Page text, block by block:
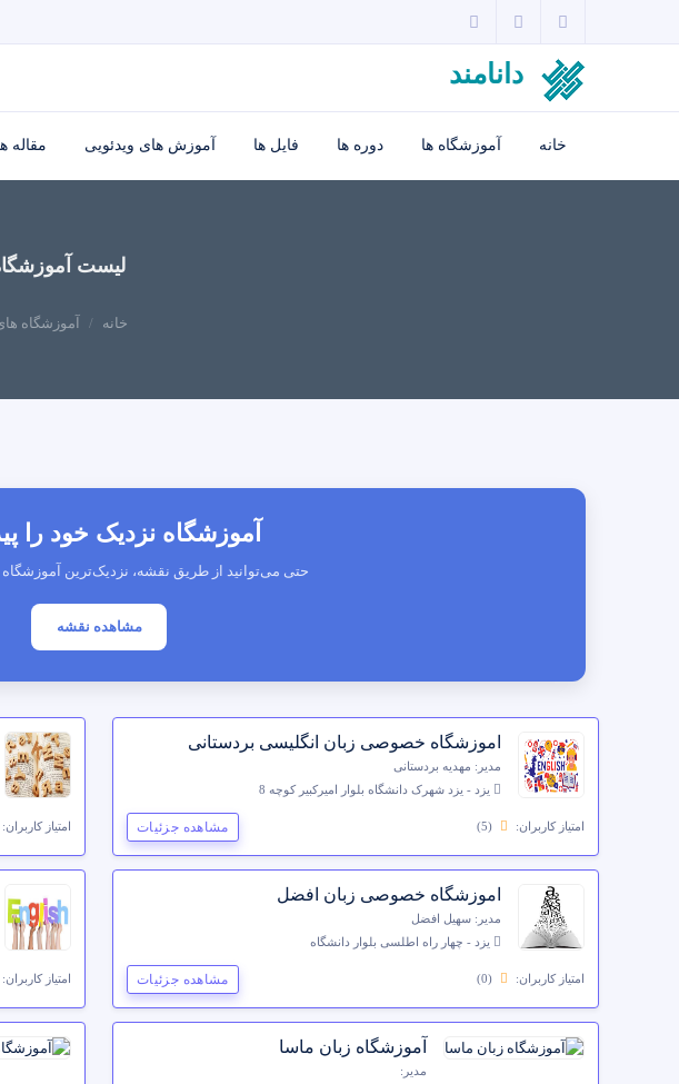
دانامند
خانه آموزشگاه ها دوره ها فایل ها آموزش های ویدئویی مقاله
لیست
خانه آموزشگاه
آموزشگاه نزدیک خود را
حتی می‌توانید از طریق نقشه، نزدیک‌ترین آموزشگاه
مشاهده نقشه
اموزشگاه خصوصی زبان انگلیسی بردستانی
مدیر: مهدیه بردستانی
یزد - یزد شهرک دانشگاه بلوار امیرکبیر کوچه 8
امتیاز کاربران: (5) مشاهده جزئیات امتیاز کاربران:
اموزشگاه خصوصی زبان افضل
مدیر: سهیل افضل
یزد - چهار راه اطلسی بلوار دانشگاه
امتیاز کاربران: (0) مشاهده جزئیات امتیاز کاربران:
آموزشگاه زبان ماسا
مدیر: